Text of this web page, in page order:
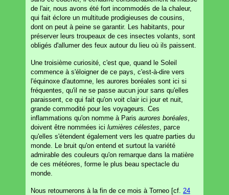
de l'air, nous avons été fort incommodés de la chaleur,
qui fait éclore un multitude prodigieuses de cousins,
dont on peut à peine se garantir. Les habitants, pour
préserver leurs troupeaux de ces insectes volants, sont
obligés d'allumer des feux autour du lieu où ils paissent.
Une troisième curiosité, c'est que, quand le Soleil
commence à s'éloigner de ce pays, c'est-à-dire vers
l'équinoxe d'automne, les aurores boréales sont ici si
fréquentes, qu'il ne se passe aucun jour sans qu'elles
paraissent, ce qui fait qu'on voit clair ici jour et nuit,
grande commodité pour les voyageurs. Ces
inflammations qu'on nomme à Paris aurores boréales
doivent être nommées ici lumières célestes , parce
qu'elles s'étendent également vers les quatre parties du
monde. Le bruit qu'on entend et surtout la variété
admirable des couleurs qu'on remarque dans la matière
de ces météores, forme le plus beau spectacle du
monde.
Nous retournerons à la fin de ce mois à Torneo [cf. 24